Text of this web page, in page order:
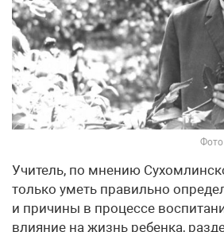
Фото
Учитель, по мнению
только уметь правильно
и причины в процессе
влияние на жизнь ребенка,